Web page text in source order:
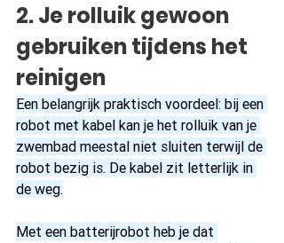
2. Je rolluik gewoon
gebruiken tijdens het
reinigen
Een belangrijk praktisch voordeel: bij een
robot met kabel kan je het rolluik van je
zwembad meestal niet sluiten terwijl de
robot bezig is. De kabel zit letterlijk in
de weg.
Met een batterijrobot heb je dat